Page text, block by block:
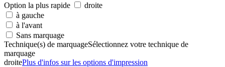
Option la plus rapide
droite
à gauche
à l'avant
Sans marquage
Technique(s) de marquageSélectionnez votre technique de
marquage
droitePlus d'infos sur les options d'impression